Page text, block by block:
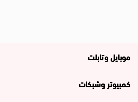
موبايل وتابلت
كمبيوتر وشبكات